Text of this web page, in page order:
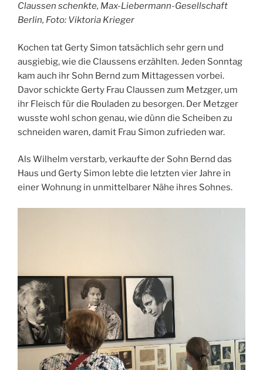
Claussen schenkte, Max-Liebermann-Gesellschaft
Berlin, Foto: Viktoria Krieger
Kochen tat Gerty Simon tatsächlich sehr gern und
ausgiebig, wie die Claussens erzählten. Jeden Sonntag
kam auch ihr Sohn Bernd zum Mittagessen vorbei.
Davor schickte Gerty Frau Claussen zum Metzger, um
ihr Fleisch für die Rouladen zu besorgen. Der Metzger
wusste wohl schon genau, wie dünn die Scheiben zu
schneiden waren, damit Frau Simon zufrieden war.
Als Wilhelm verstarb, verkaufte der Sohn Bernd das
Haus und Gerty Simon lebte die letzten vier Jahre in
einer Wohnung in unmittelbarer Nähe ihres Sohnes.